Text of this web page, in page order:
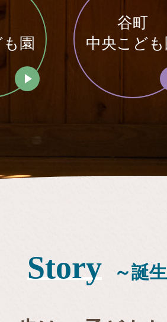
園
谷町
中央こども
Story ～誕